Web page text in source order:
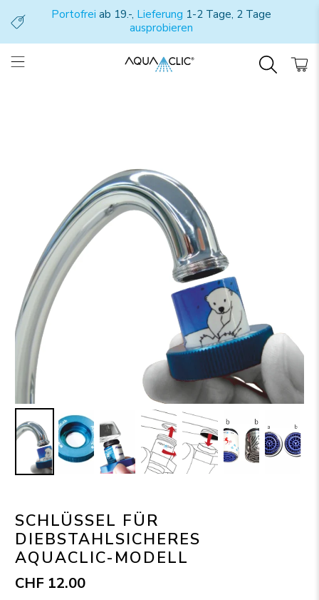
Portofrei ab 19.-, Lieferung 1-2 Tage, 2 Tage
ausprobieren
SCHLÜSSEL FÜR
DIEBSTAHLSICHERES
AQUACLIC-MODELL
CHF 12.00